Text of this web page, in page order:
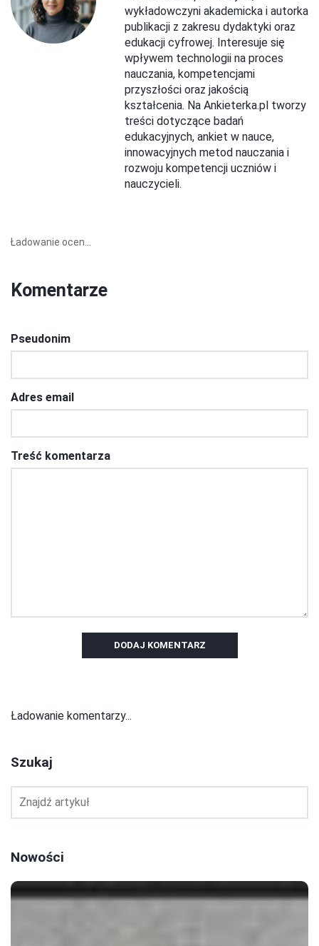
wykładowczyni akademicka i autorka
publikacji z zakresu dydaktyki oraz
edukacji cyfrowej. Interesuje się
wpływem technologii na proces
nauczania, kompetencjami
przyszłości oraz jakością
kształcenia. Na Ankieterka.pl tworzy
treści dotyczące badań
edukacyjnych, ankiet w nauce,
innowacyjnych metod nauczania i
rozwoju kompetencji uczniów i
nauczycieli.
Ładowanie ocen...
Komentarze
Pseudonim
Adres email
Treść komentarza
DODAJ KOMENTARZ
Ładowanie komentarzy...
Szukaj
Nowości